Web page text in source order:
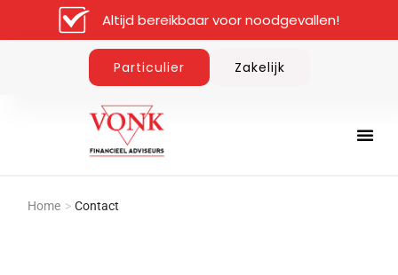
Altijd bereikbaar voor noodgevallen!
Particulier Zakelijk
Home > Contact